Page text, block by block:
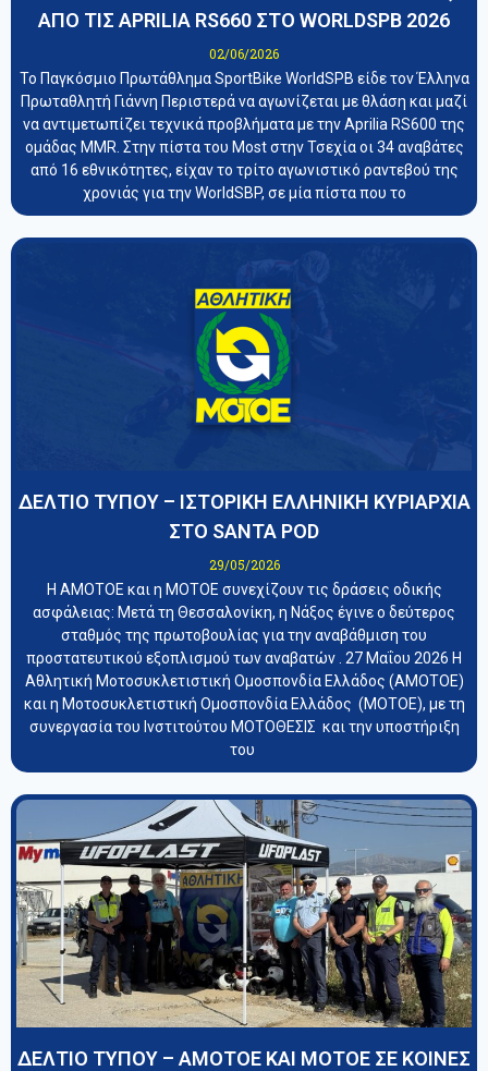
ΑΠΟ ΤΙΣ APRILIA RS660 ΣΤΟ WORLDSPB 2026
02/06/2026
Το Παγκόσμιο Πρωτάθλημα SportBike WorldSPB είδε τον Έλληνα
Πρωταθλητή Γιάννη Περιστερά να αγωνίζεται με θλάση και μαζί
να αντιμετωπίζει τεχνικά προβλήματα με την Aprilia RS600 της
ομάδας MMR. Στην πίστα του Most στην Τσεχία οι 34 αναβάτες
από 16 εθνικότητες, είχαν το τρίτο αγωνιστικό ραντεβού της
χρονιάς για την WorldSBP, σε μία πίστα που το
ΔΕΛΤΙΟ ΤΥΠΟΥ – ΙΣΤΟΡΙΚΗ ΕΛΛΗΝΙΚΗ ΚΥΡΙΑΡΧΙΑ
ΣΤΟ SANTA POD
29/05/2026
Η ΑΜΟΤΟΕ και η ΜΟΤΟΕ συνεχίζουν τις δράσεις οδικής
ασφάλειας: Μετά τη Θεσσαλονίκη, η Νάξος έγινε ο δεύτερος
σταθμός της πρωτοβουλίας για την αναβάθμιση του
προστατευτικού εξοπλισμού των αναβατών . 27 Μαΐου 2026 Η
Αθλητική Μοτοσυκλετιστική Ομοσπονδία Ελλάδος (ΑΜΟΤΟΕ)
και η Μοτοσυκλετιστική Ομοσπονδία Ελλάδος (ΜΟΤΟΕ), με τη
συνεργασία του Ινστιτούτου ΜΟΤΟΘΕΣΙΣ και την υποστήριξη
του
ΔΕΛΤΙΟ ΤΥΠΟΥ – ΑΜΟΤΟΕ ΚΑΙ ΜΟΤΟΕ ΣΕ ΚΟΙΝΕΣ